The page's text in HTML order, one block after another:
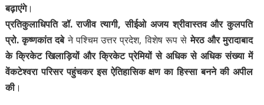
बढ़ाएंगे।
प्रतिकुलाधिपति डॉ. राजीव त्यागी, सीईओ अजय श्रीवास्तव और कुलपति
प्रो. कृष्णकांत दबेने पश्चिम उत्तर प्रदेश, विशेष रूप सेमेरठ और मुरादाबाद
के क्रिकेट खिलाड़ियों और क्रिकेट प्रेमियों से अधिक से अधिक संख्या में
वेंकटेश्वरा परिसर पहुंचकर इस ऐतिहासिक क्षण का हिस्सा बनने की अपील
की।